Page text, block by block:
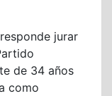
jurar
de 34 años
como